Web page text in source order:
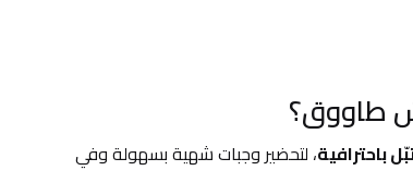
طاووق؟